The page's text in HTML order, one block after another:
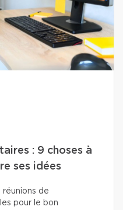
: 9 choses à
ses idées
réunions de
pour le bon